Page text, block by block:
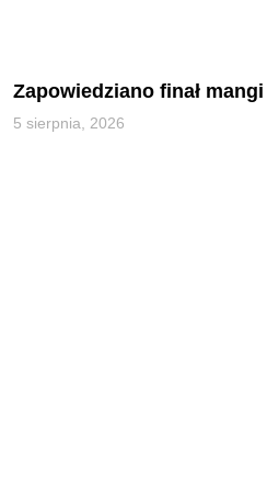
Zapowiedziano finał
5 sierpnia, 2026